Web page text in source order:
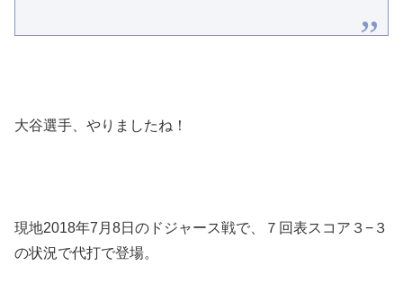
大谷選手、やりましたね！
現地2018年7月8日のドジャース戦で、７回表スコア３−３
の状況で代打で登場。